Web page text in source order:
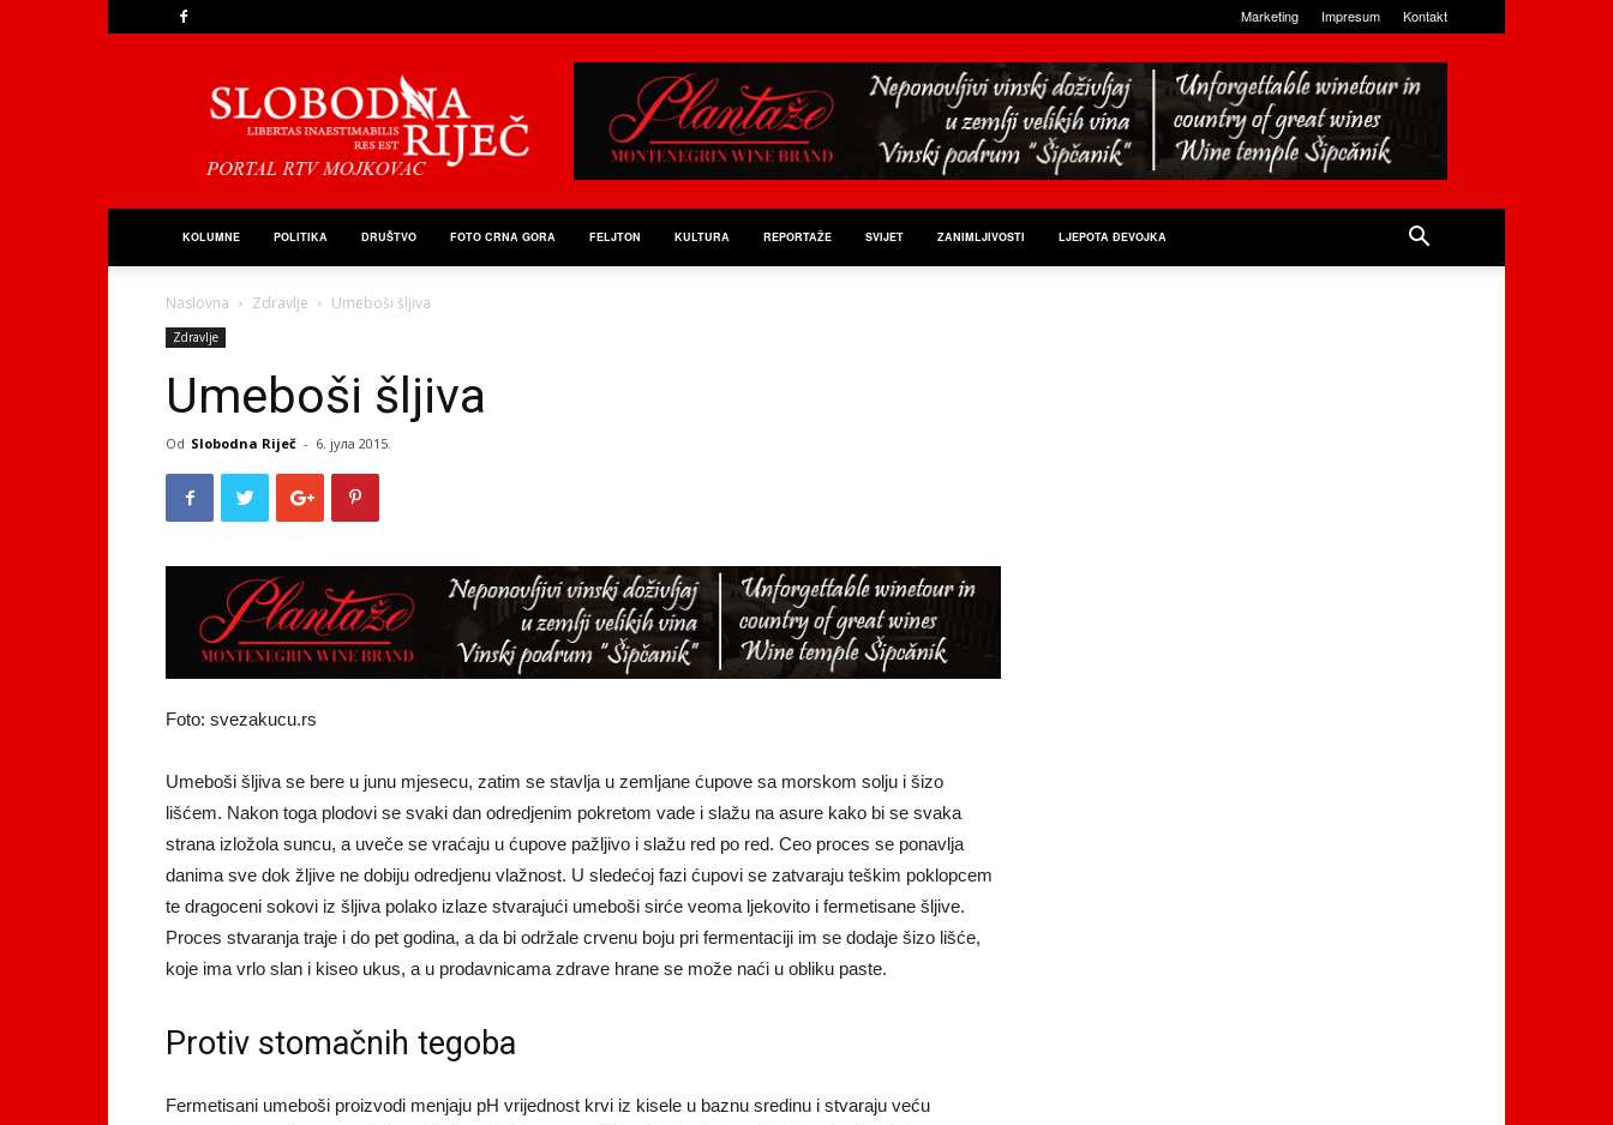
Marketing Impresum Kontakt
Riječ
KOLUMNE POLITIKA DRUŠTVO FOTO CRNA GORA FELJTON KULTURA REPORTAŽE SVIJET ZANIMLJIVOSTI LJEPOTA ĐEVOJKA
Naslovna Zdravlje Umeboši šljiva
Zdravlje
Umeboši šljiva
Od Slobodna Riječ - 6. јула 2015.
Foto: svezakucu.rs
Umeboši šljiva se bere u junu mjesecu, zatim se stavlja u zemljane ćupove sa morskom solju i šizo
lišćem. Nakon toga plodovi se svaki dan odredjenim pokretom vade i slažu na asure kako bi se svaka
strana izložola suncu, a uveče se vraćaju u ćupove pažljivo i slažu red po red. Ceo proces se ponavlja
danima sve dok žljive ne dobiju odredjenu vlažnost. U sledećoj fazi ćupovi se zatvaraju teškim poklopcem
te dragoceni sokovi iz šljiva polako izlaze stvarajući umeboši sirće veoma ljekovito i fermetisane šljive.
Proces stvaranja traje i do pet godina, a da bi održale crvenu boju pri fermentaciji im se dodaje šizo lišće,
koje ima vrlo slan i kiseo ukus, a u prodavnicama zdrave hrane se može naći u obliku paste.
Protiv stomačnih tegoba
Fermetisani umeboši proizvodi menjaju pH vrijednost krvi iz kisele u baznu sredinu i stvaraju veću